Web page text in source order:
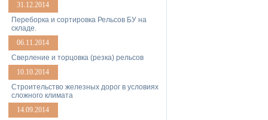
31.12.2014
Переборка и сортировка Рельсов БУ на
складе.
06.11.2014
Сверление и торцовка (резка) рельсов
10.10.2014
Строительство железных дорог в условиях
сложного климата
14.09.2014